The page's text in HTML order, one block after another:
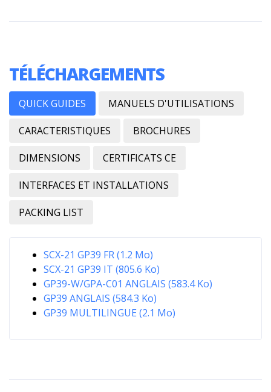
TÉLÉCHARGEMENTS
QUICK GUIDES MANUELS D'UTILISATIONS
CARACTERISTIQUES BROCHURES
DIMENSIONS CERTIFICATS CE
INTERFACES ET INSTALLATIONS
PACKING LIST
SCX-21 GP39 FR (1.2 Mo)
SCX-21 GP39 IT (805.6 Ko)
GP39-W/GPA-C01 ANGLAIS (583.4 Ko)
GP39 ANGLAIS (584.3 Ko)
GP39 MULTILINGUE (2.1 Mo)